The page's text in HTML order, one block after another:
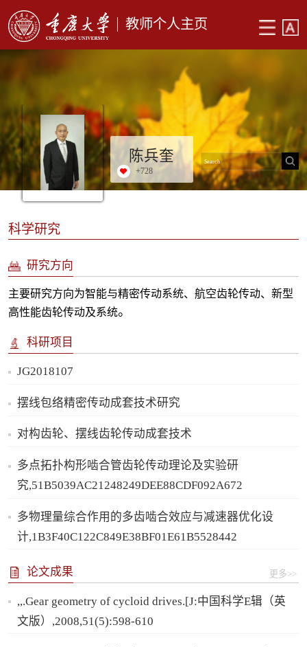
教师个人主页
陈兵奎
+728
科学研究
研究方向
主要研究方向为智能与精密传动系统、航空齿轮传动、新型
高性能齿轮传动及系统。
科研项目
JG2018107
摆线包络精密传动成套技术研究
对构齿轮、摆线齿轮传动成套技术
多点拓扑构形啮合管齿轮传动理论及实验研
究,51B5039AC21248249DEE88CDF092A672
多物理量综合作用的多齿啮合效应与减速器优化设
计,1B3F40C122C849E38BF01E61B5528442
论文成果 更多>>
,,.Gear geometry of cycloid drives.[J:中国科学E辑（英
文版）,2008,51(5):598-610